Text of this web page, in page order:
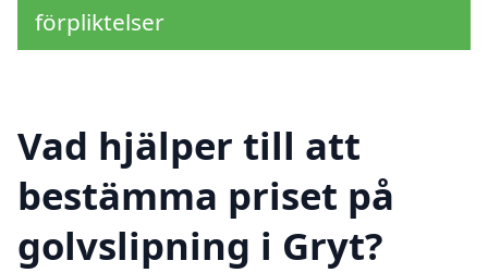
förpliktelser
Vad hjälper till att
bestämma priset på
golvslipning i Gryt?